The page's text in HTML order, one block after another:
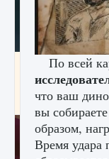
Как проверить
Hawk Ops
9 августа 2024
По всей
что ваш
вы
образом,
Время удара